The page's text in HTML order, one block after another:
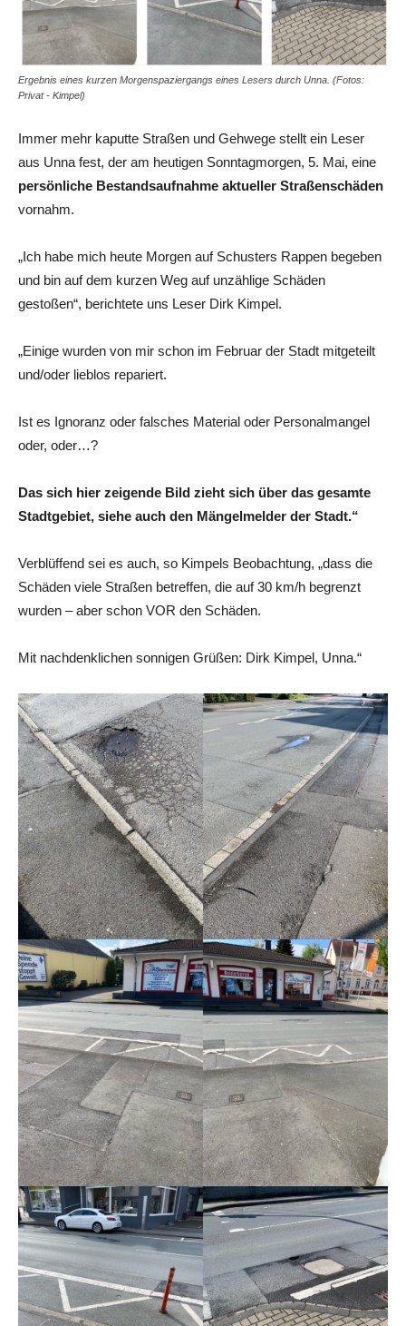
Ergebnis eines kurzen Morgenspaziergangs eines Lesers durch Unna. (Fotos:
Privat - Kimpel)
Immer mehr kaputte Straßen und Gehwege stellt ein Leser
aus Unna fest, der am heutigen Sonntagmorgen, 5. Mai, eine
persönliche Bestandsaufnahme aktueller Straßenschäden
vornahm.
„Ich habe mich heute Morgen auf Schusters Rappen begeben
und bin auf dem kurzen Weg auf unzählige Schäden
gestoßen“, berichtete uns Leser Dirk Kimpel.
„Einige wurden von mir schon im Februar der Stadt mitgeteilt
und/oder lieblos repariert.
Ist es Ignoranz oder falsches Material oder Personalmangel
oder, oder…?
Das sich hier zeigende Bild zieht sich über das gesamte
Stadtgebiet, siehe auch den Mängelmelder der Stadt.“
Verblüffend sei es auch, so Kimpels Beobachtung, „dass die
Schäden viele Straßen betreffen, die auf 30 km/h begrenzt
wurden – aber schon VOR den Schäden.
Mit nachdenklichen sonnigen Grüßen: Dirk Kimpel, Unna.“